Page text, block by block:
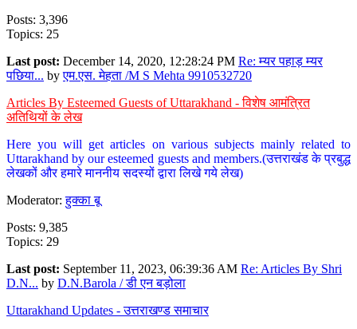
Posts: 3,396
Topics: 25
Last post: December 14, 2020, 12:28:24 PM Re: म्यर पहाड़ म्यर
पछिया... byएम.एस. मेहता /M S Mehta 9910532720
Articles By Esteemed Guests of Uttarakhand - विशेष आमंत्रित
अतिथियों के लेख
Here you will get articles on various subjects mainly related to
Uttarakhand by our esteemed guests and members.(उत्तराखंड के प्रबुद्ध
लेखकों और हमारे माननीय सदस्यों द्वारा लिखे गये लेख)
Moderator:हुक्का बू
Posts: 9,385
Topics: 29
Last post: September 11, 2023, 06:39:36 AM Re: Articles By Shri
D.N... by D.N.Barola / डी एन बड़ोला
Uttarakhand Updates - उत्तराखण्ड समाचार